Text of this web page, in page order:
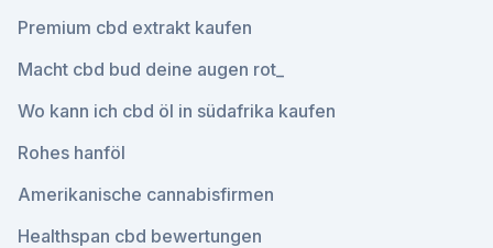
Premium cbd extrakt kaufen
Macht cbd bud deine augen rot_
Wo kann ich cbd öl in südafrika kaufen
Rohes hanföl
Amerikanische cannabisfirmen
Healthspan cbd bewertungen